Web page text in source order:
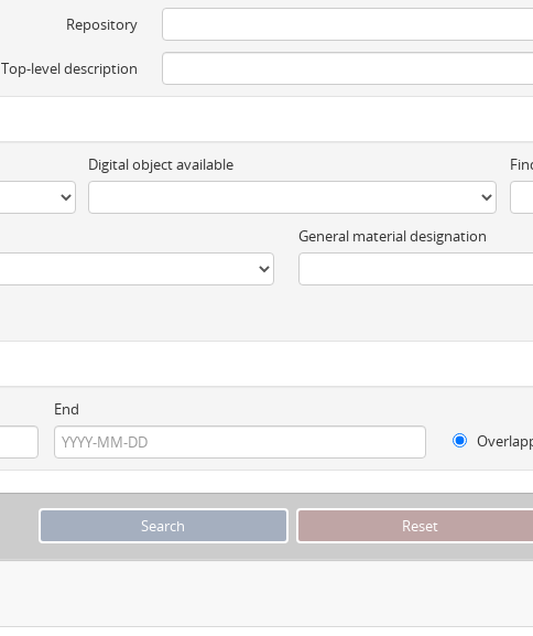
Repository
Top-level description
Digital object available
General material designation
End